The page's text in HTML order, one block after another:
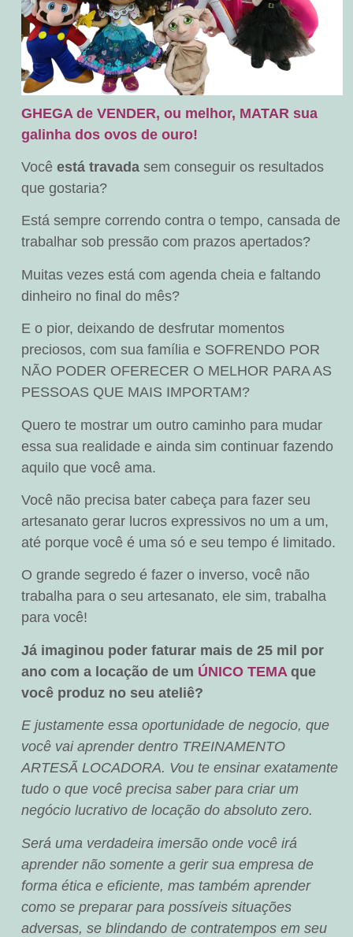
GHEGA de VENDER, ou melhor, MATAR sua
galinha dos ovos de ouro!
Você está travada sem conseguir os resultados
que gostaria?
Está sempre correndo contra o tempo, cansada de
trabalhar sob pressão com prazos apertados?
Muitas vezes está com agenda cheia e faltando
dinheiro no final do mês?
E o pior, deixando de desfrutar momentos
preciosos, com sua família e SOFRENDO POR
NÃO PODER OFERECER O MELHOR PARA AS
PESSOAS QUE MAIS IMPORTAM?
Quero te mostrar um outro caminho para mudar
essa sua realidade e ainda sim continuar fazendo
aquilo que você ama.
Você não precisa bater cabeça para fazer seu
artesanato gerar lucros expressivos no um a um,
até porque você é uma só e seu tempo é limitado.
O grande segredo é fazer o inverso, você não
trabalha para o seu artesanato, ele sim, trabalha
para você!
Já imaginou poder faturar mais de 25 mil por
ano com a locação de um ÚNICO TEMA que
você produz no seu ateliê?
E justamente essa oportunidade de negocio, que
você vai aprender dentro TREINAMENTO
ARTESÃ LOCADORA. Vou te ensinar exatamente
tudo o que você precisa saber para criar um
negócio lucrativo de locação do absoluto zero.
Será uma verdadeira imersão onde você irá
aprender não somente a gerir sua empresa de
forma ética e eficiente, mas também aprender
como se preparar para possíveis situações
adversas, se blindando de contratempos em seu